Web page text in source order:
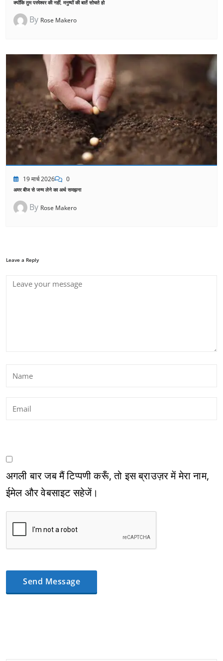
क्योंकि तुम परमेश्वर की नहीं, मनुष्यों की बातें सोचते हो
By Rose Makero
19 मार्च 2026 0
अमर बीज से जन्म लेने का अर्थ समझना
By Rose Makero
Leave a Reply
अगली बार जब मैं टिप्पणी करूँ, तो इस ब्राउज़र में मेरा नाम,
ईमेल और वेबसाइट सहेजें।